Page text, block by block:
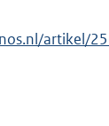
artikel/